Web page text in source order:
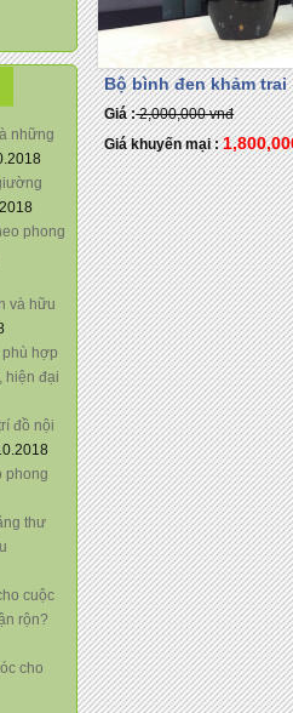
những
phong
và hữu
hợp
hiện đại
đồ nội
phong
thư
cuộc
rộn?
cho
Bộ bình đen khảm trai
Giá :2,000,000 vnđ
Giá khuyến mại :